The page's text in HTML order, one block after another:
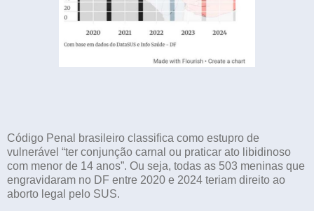
Código Penal brasileiro classifica como estupro de
vulnerável “ter conjunção carnal ou praticar ato libidinoso
com menor de 14 anos”. Ou seja, todas as 503 meninas que
engravidaram no DF entre 2020 e 2024 teriam direito ao
aborto legal pelo SUS.